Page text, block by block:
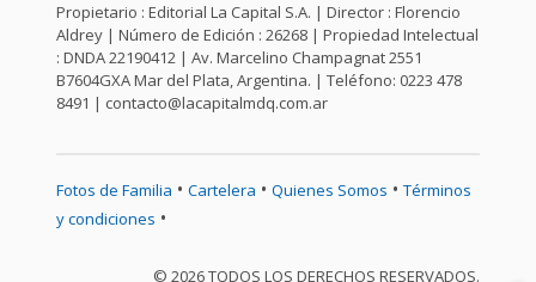
Propietario : Editorial La Capital S.A. | Director : Florencio
Aldrey | Número de Edición : 26268 | Propiedad Intelectual
: DNDA 22190412 | Av. Marcelino Champagnat 2551
B7604GXA Mar del Plata, Argentina. | Teléfono: 0223 478
8491 | contacto@lacapitalmdq.com.ar
Fotos de Familia • Cartelera • Quienes Somos • Términos
y condiciones •
© 2026 TODOS LOS DERECHOS RESERVADOS.